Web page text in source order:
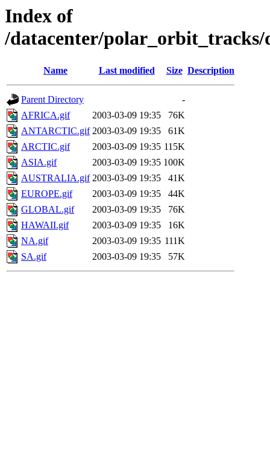
Index of
/datacenter/polar_orbit_tracks/
Name Last modified Size Description
Parent Directory
-
AFRICA.gif
2003-03-09 19:35
76K
ANTARCTIC.gif 2003-03-09 19:35
61K
ARCTIC.gif
2003-03-09 19:35 115K
ASIA.gif
2003-03-09 19:35 100K
AUSTRALIA.gif 2003-03-09 19:35
41K
EUROPE.gif
2003-03-09 19:35
44K
GLOBAL.gif
2003-03-09 19:35
76K
HAWAII.gif
2003-03-09 19:35
16K
NA.gif
2003-03-09 19:35 111K
SA.gif
2003-03-09 19:35 57K